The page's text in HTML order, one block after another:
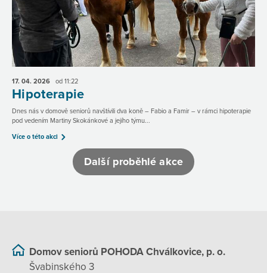
17. 04. 2026 od 11:22
Hipoterapie
Dnes nás v domově seniorů navštívili dva koně – Fabio a Famir – v rámci hipoterapie
pod vedením Martiny Skokánkové a jejího týmu...
Více o této akci
Další proběhlé akce
Domov seniorů POHODA Chválkovice, p. o.
Švabinského 3